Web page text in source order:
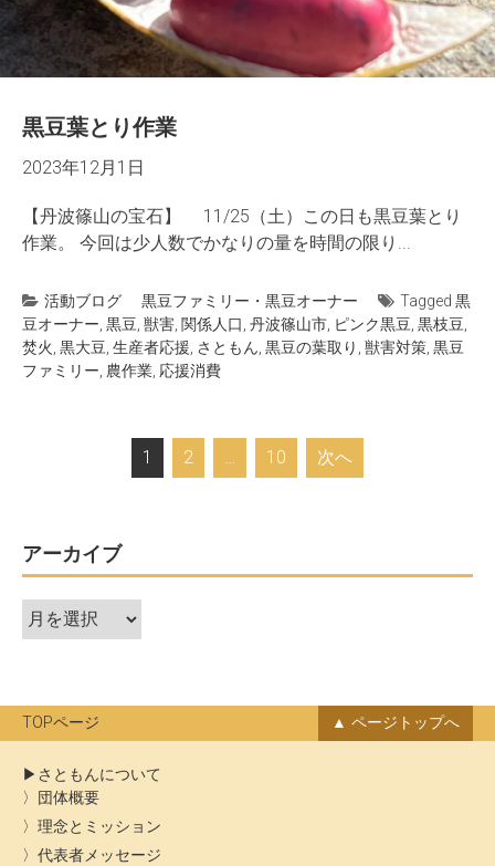
黒豆葉とり作業
2023年12月1日
【丹波篠山の宝石】 11/25（土）この日も黒豆葉とり
作業。 今回は少人数でかなりの量を時間の限り...
活動ブログ 黒豆ファミリー・黒豆オーナー Tagged 黒
豆オーナー 黒豆 獣害 関係人口 丹波篠山市 ピンク黒豆 黒枝豆
焚火 黒大豆 生産者応援 さともん 黒豆の葉取り 獣害対策 黒豆
ファミリー 農作業 応援消費
ビ
ゲ
ー
ン
1 2 … 10 次へ
アーカイブ
ア
ー
ブ
TOPページ ページトップへ
さともんについて
団体概要
理念とミッション
代表者メッセージ